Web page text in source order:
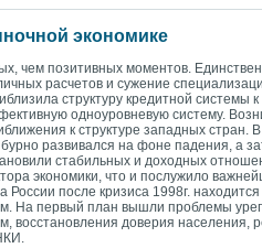
экономике
чем позитивных моментов.
расчетов и сужение
структуру кредитной
одноуровневую систему.
к структуре западных стран.
развивался на фоне падения, а
стабильных и доходных
экономики, что и послужило
России после кризиса 1998г.
На первый план вышли проблемы
восстановления доверия населения,